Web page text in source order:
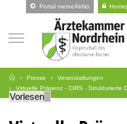
Portal meineÄkNo
Presse
Veranstaltungen
Virtuelle Präsenz - CIRS - Strukturierte
Vorlesen